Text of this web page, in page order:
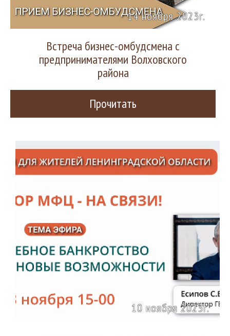
14 ноября 2023г.
Встреча бизнес-омбудсмена с
предпринимателями Волховского
района
Прочитать
10 ноября 2023г.